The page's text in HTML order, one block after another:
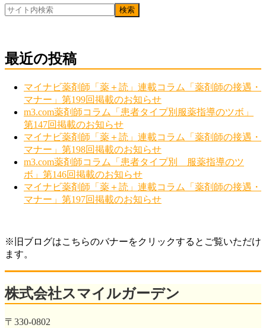
最近の投稿
マイナビ薬剤師「薬＋読」連載コラム「薬剤師の接遇・
マナー」第199回掲載のお知らせ
m3.com薬剤師コラム「患者タイプ別服薬指導のツボ」
第147回掲載のお知らせ
マイナビ薬剤師「薬＋読」連載コラム「薬剤師の接遇・
マナー」第198回掲載のお知らせ
m3.com薬剤師コラム「患者タイプ別 服薬指導のツ
ボ」第146回掲載のお知らせ
マイナビ薬剤師「薬＋読」連載コラム「薬剤師の接遇・
マナー」第197回掲載のお知らせ
※旧ブログはこちらのバナーをクリックするとご覧いただけ
ます。
株式会社スマイルガーデン
〒330-0802